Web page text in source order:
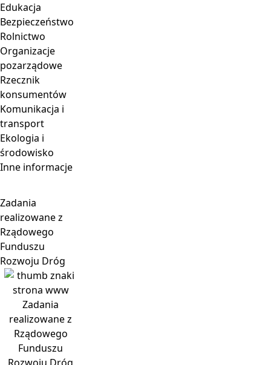
Edukacja
Bezpieczeństwo
Rolnictwo
Organizacje
pozarządowe
Rzecznik
konsumentów
Komunikacja i
transport
Ekologia i
środowisko
Inne informacje
Zadania
realizowane z
Rządowego
Funduszu
Rozwoju Dróg
Zadania
realizowane z
Rządowego
Funduszu